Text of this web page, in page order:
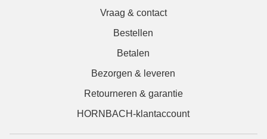
Vraag & contact
Bestellen
Betalen
Bezorgen & leveren
Retourneren & garantie
HORNBACH-klantaccount